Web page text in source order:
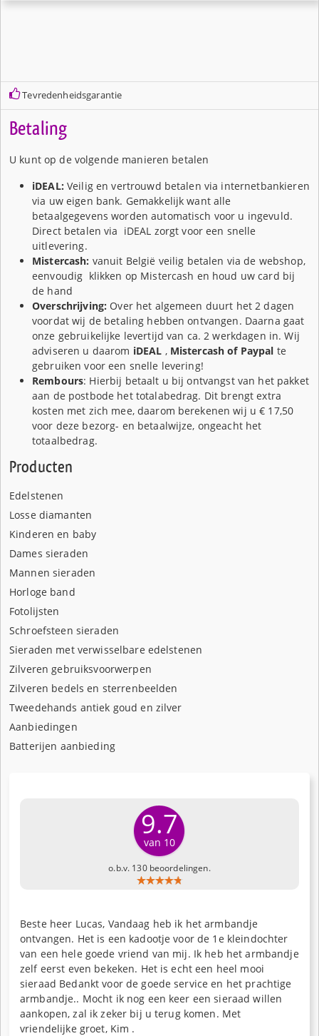
Tevredenheidsgarantie
Producten
Edelstenen
Losse diamanten
Kinderen en baby
Dames sieraden
Mannen sieraden
Horloge band
Fotolijsten
Schroefsteen sieraden
Sieraden met verwisselbare edelstenen
Zilveren gebruiksvoorwerpen
Zilveren bedels en sterrenbeelden
Tweedehands antiek goud en zilver
Aanbiedingen
Batterijen aanbieding
9.7
van 10
o.b.v. 130 beoordelingen.
Beste heer Lucas, Vandaag heb ik het armbandje
ontvangen. Het is een kadootje voor de 1e kleindochter
van een hele goede vriend van mij. Ik heb het armbandje
zelf eerst even bekeken. Het is echt een heel mooi
sieraad Bedankt voor de goede service en het prachtige
armbandje.. Mocht ik nog een keer een sieraad willen
aankopen, zal ik zeker bij u terug komen. Met
vriendelijke groet, Kim .
Betaling
U kunt op de volgende manieren betalen
iDEAL: Veilig en vertrouwd betalen via internetbankieren
via uw eigen bank. Gemakkelijk want alle
betaalgegevens worden automatisch voor u ingevuld.
Direct betalen via iDEAL zorgt voor een snelle
uitlevering.
Mistercash: vanuit België veilig betalen via de webshop,
eenvoudig klikken op Mistercash en houd uw card bij
de hand
Overschrijving: Over het algemeen duurt het 2 dagen
voordat wij de betaling hebben ontvangen. Daarna gaat
onze gebruikelijke levertijd van ca. 2 werkdagen in. Wij
adviseren u daarom iDEAL , Mistercash of Paypal te
gebruiken voor een snelle levering!
Rembours: Hierbij betaalt u bij ontvangst van het pakket
aan de postbode het totalabedrag. Dit brengt extra
kosten met zich mee, daarom berekenen wij u € 17,50
voor deze bezorg- en betaalwijze, ongeacht het
totaalbedrag.